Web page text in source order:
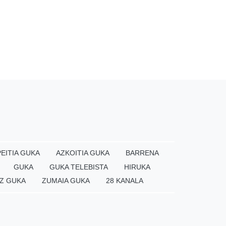
GUKA AZKOITIA GUKA
BARRENA
GUKA
GUKA TELEBISTA
HIRUKA
GUKA
ZUMAIA GUKA 28 KANALA